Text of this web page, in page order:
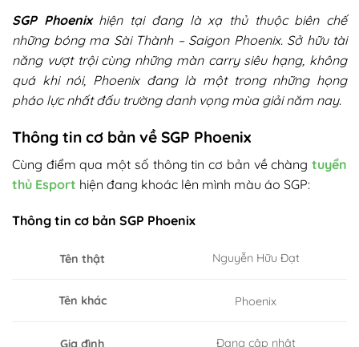
SGP Phoenix hiện tại đang là xạ thủ thuộc biên chế
những bóng ma Sài Thành – Saigon Phoenix. Sở hữu tài
năng vượt trội cùng những màn carry siêu hạng, không
quá khi nói, Phoenix đang là một trong những họng
pháo lực nhất đấu trường danh vọng mùa giải năm nay.
Thông tin cơ bản về SGP Phoenix
Cùng điểm qua một số thông tin cơ bản về chàng tuyển
thủ Esport hiện đang khoác lên mình màu áo SGP:
Thông tin cơ bản SGP Phoenix
Tên thật Nguyễn Hữu Đạt
Tên khác Phoenix
Gia đình Đang cập nhật